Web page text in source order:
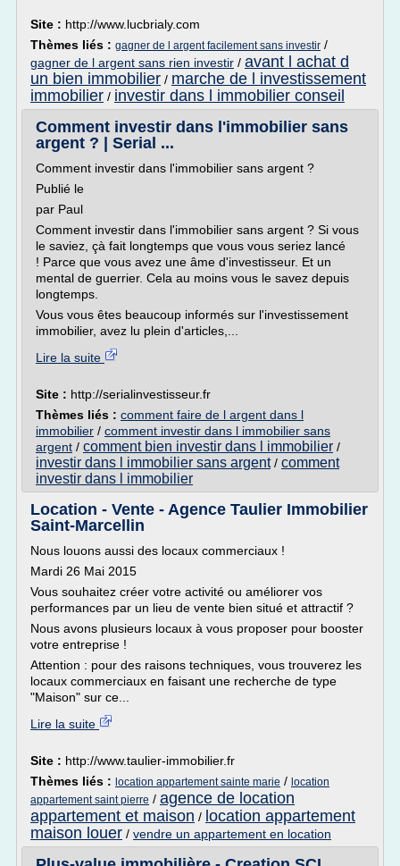
Site : http://www.lucbrialy.com
Thèmes liés : gagner de l argent facilement sans investir /
gagner de l argent sans rien investir / avant l achat d
un bien immobilier / marche de l investissement
immobilier / investir dans l immobilier conseil
Comment investir dans l'immobilier sans
argent ? | Serial ...
Comment investir dans l'immobilier sans argent ?
Publié le
par Paul
Comment investir dans l'immobilier sans argent ? Si vous
le saviez, çà fait longtemps que vous vous seriez lancé
! Parce que vous avez une âme d'investisseur. Et un
mental de guerrier. Cela au moins vous le savez depuis
longtemps.
Vous vous êtes beaucoup informés sur l'investissement
immobilier, avez lu plein d'articles,...
Lire la suite
Site : http://serialinvestisseur.fr
Thèmes liés : comment faire de l argent dans l
immobilier / comment investir dans l immobilier sans
argent / comment bien investir dans l immobilier /
investir dans l immobilier sans argent/ comment
investir dans l immobilier
Location - Vente - Agence Taulier Immobilier
Saint-Marcellin
Nous louons aussi des locaux commerciaux !
Mardi 26 Mai 2015
Vous souhaitez créer votre activité ou améliorer vos
performances par un lieu de vente bien situé et attractif ?
Nous avons plusieurs locaux à vous proposer pour booster
votre entreprise !
Attention : pour des raisons techniques, vous trouverez les
locaux commerciaux en faisant une recherche de type
"Maison" sur ce...
Lire la suite
Site : http://www.taulier-immobilier.fr
Thèmes liés : location appartement sainte marie / location
appartement saint pierre / agence de location
appartement et maison / location appartement
maison louer / vendre un appartement en location